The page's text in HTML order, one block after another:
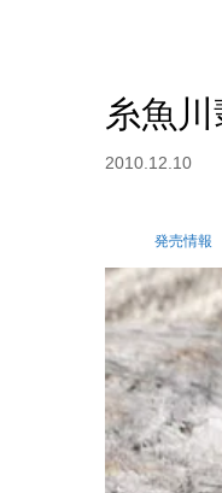
糸魚
2010.12.10
発売情報